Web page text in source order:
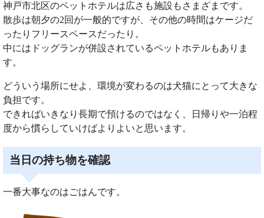
神戸市北区のペットホテルは広さも施設もさまざまです。
散歩は朝夕の2回が一般的ですが、その他の時間はケージだ
ったりフリースペースだったり。
中にはドッグランが併設されているペットホテルもありま
す。
どういう場所にせよ、環境が変わるのは犬猫にとって大きな
負担です。
できればいきなり長期で預けるのではなく、日帰りや一泊程
度から慣らしていけばよりよいと思います。
当日の持ち物を確認
一番大事なのはごはんです。